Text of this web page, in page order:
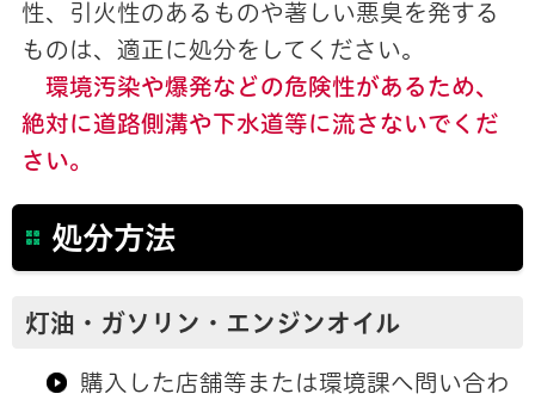
性、引火性のあるものや著しい悪臭を発する
ものは、適正に処分をしてください。
環境汚染や爆発などの危険性があるため、
絶対に道路側溝や下水道等に流さないでくだ
さい。
処分方法
灯油・ガソリン・エンジンオイル
購入した店舗等または環境課へ問い合わ